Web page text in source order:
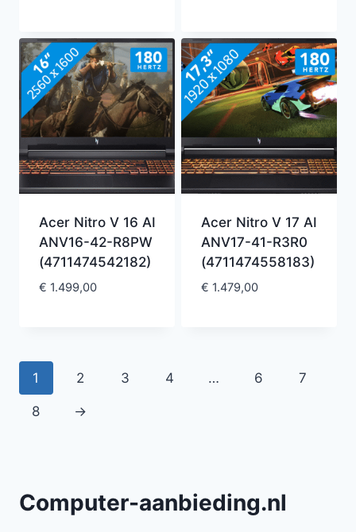
Acer Nitro V 16 AI
ANV16-42-R8PW
(4711474542182)
€ 1.499,00
Acer Nitro V 17 AI
ANV17-41-R3R0
(4711474558183)
€ 1.479,00
1 2 3 4 … 6 7
8 →
Computer-aanbieding.nl